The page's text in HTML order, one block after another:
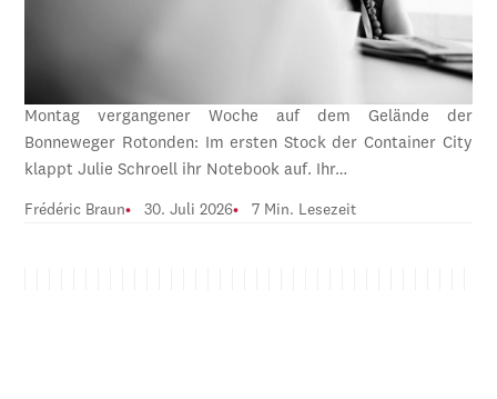
Montag vergangener Woche auf dem Gelände der
Bonneweger Rotonden: Im ersten Stock der Container City
klappt Julie Schroell ihr Notebook auf. Ihr…
Frédéric Braun 30. Juli 2026 7 Min. Lesezeit